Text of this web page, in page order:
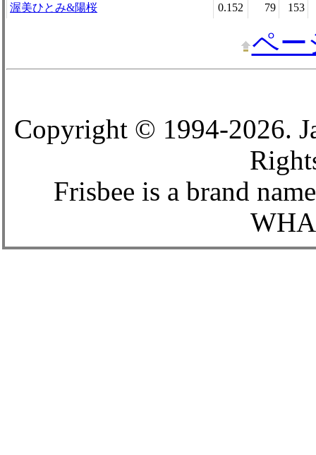
渥美ひとみ&陽桜
0.152 79 153
ペー
Copyright © 1994-2026.
Frisbee is a brand